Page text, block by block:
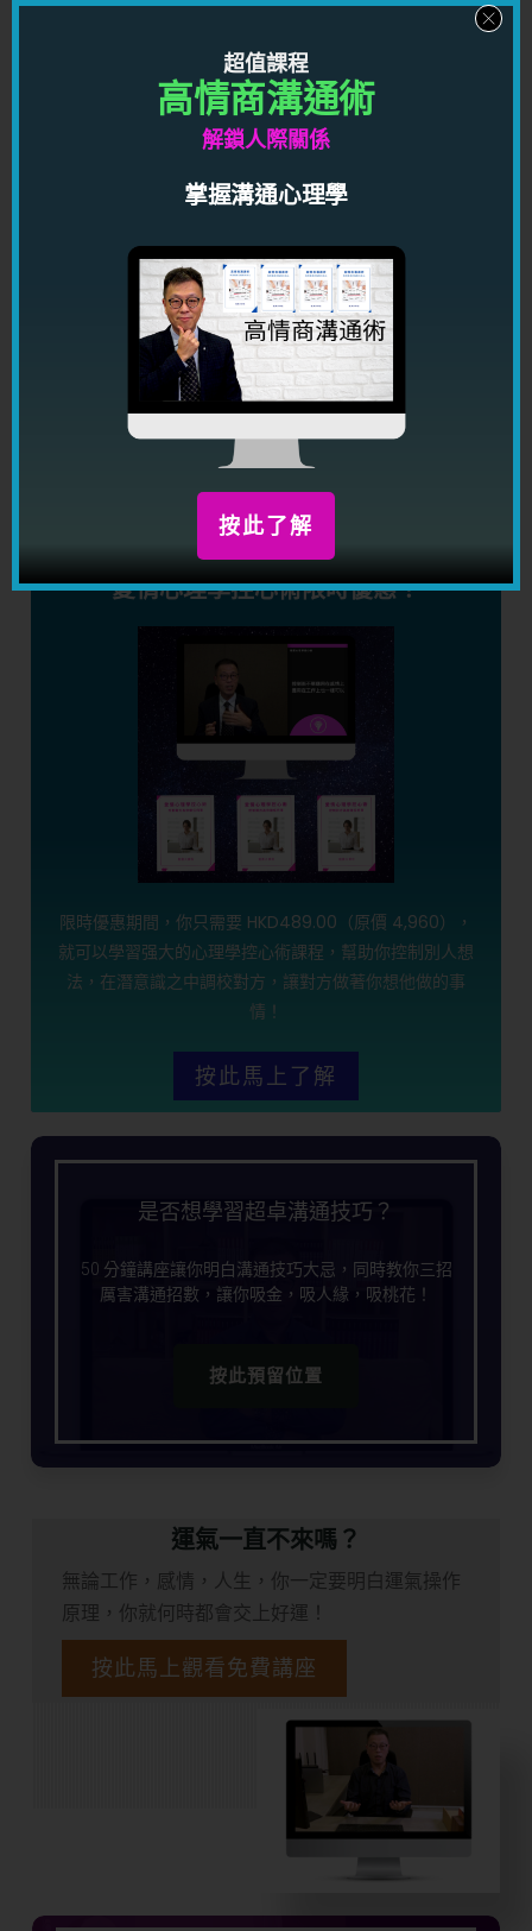
限時優惠期間再送溝通秘密課程！
限時優惠期間，你只需要 HKD699.00（原價
HKD11,920），就可以得到總共八個單元，二十三堂課的
超卓溝通技巧影片，連厚達59頁筆記，再送你一個將來獨
立發售的溝通秘密影片，幫助你用情商帶動別人有感染
力，到處都受人歡迎化解伴侶及同事間的矛盾，讓你得桃
花，得人緣，得貴人，得運氣！
按此馬上了解
愛情心理學控心術限時優惠！
限時優惠期間，你只需要 HKD489.00（原價 4,960），
就可以學習强大的心理學控心術課程，幫助你控制別人想
法，在潛意識之中調校對方，讓對方做著你想他做的事
情！
按此馬上了解
是否想學習超卓溝通技巧？
50 分鐘講座讓你明白溝通技巧大忌，同時教你三招
厲害溝通招數，讓你吸金，吸人緣，吸桃花！
按此預留位置
運氣一直不來嗎？
無論工作，感情，人生，你一定要明白運氣操作
原理，你就何時都會交上好運！
按此馬上觀看免費講座
超值課程
高情商溝通術
解鎖人際關係
掌握溝通心理學
按此了解